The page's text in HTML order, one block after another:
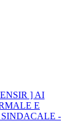
] AI
E
-